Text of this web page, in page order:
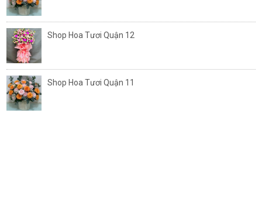
Shop Hoa Tươi Quận 12
Shop Hoa Tươi Quận 11